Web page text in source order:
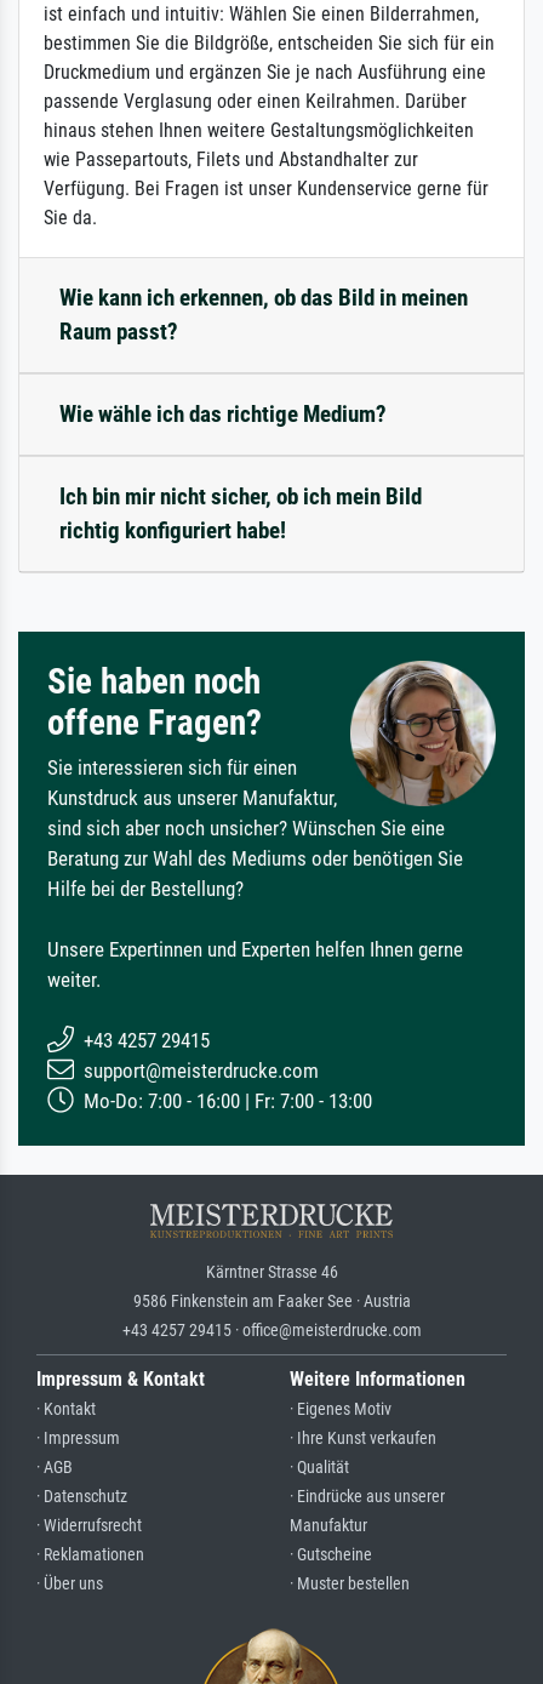
ist einfach und intuitiv: Wählen Sie einen Bilderrahmen,
bestimmen Sie die Bildgröße, entscheiden Sie sich für ein
Druckmedium und ergänzen Sie je nach Ausführung eine
passende Verglasung oder einen Keilrahmen. Darüber
hinaus stehen Ihnen weitere Gestaltungsmöglichkeiten
wie Passepartouts, Filets und Abstandhalter zur
Verfügung. Bei Fragen ist unser Kundenservice gerne für
Sie da.
Wie kann ich erkennen, ob das Bild in meinen
Raum passt?
Wie wähle ich das richtige Medium?
Ich bin mir nicht sicher, ob ich mein Bild
richtig konfiguriert habe!
Sie haben noch
offene Fragen?
Sie interessieren sich für einen
Kunstdruck aus unserer Manufaktur,
sind sich aber noch unsicher? Wünschen Sie eine
Beratung zur Wahl des Mediums oder benötigen Sie
Hilfe bei der Bestellung?
Unsere Expertinnen und Experten helfen Ihnen gerne
weiter.
+43 4257 29415
support@meisterdrucke.com
Mo-Do: 7:00 - 16:00 | Fr: 7:00 - 13:00
Kärntner Strasse 46
9586 Finkenstein am Faaker See · Austria
+43 4257 29415 · office@meisterdrucke.com
Impressum & Kontakt
· Kontakt
· Impressum
· AGB
· Datenschutz
· Widerrufsrecht
· Reklamationen
· Über uns
Weitere Informationen
· Eigenes Motiv
· Ihre Kunst verkaufen
· Qualität
· Eindrücke aus unserer
Manufaktur
· Gutscheine
· Muster bestellen